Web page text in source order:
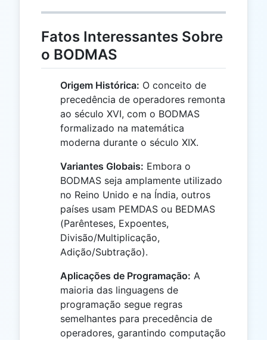
Fatos Interessantes Sobre
o BODMAS
Origem Histórica: O conceito de
precedência de operadores remonta
ao século XVI, com o BODMAS
formalizado na matemática
moderna durante o século XIX.
Variantes Globais: Embora o
BODMAS seja amplamente utilizado
no Reino Unido e na Índia, outros
países usam PEMDAS ou BEDMAS
(Parênteses, Expoentes,
Divisão/Multiplicação,
Adição/Subtração).
Aplicações de Programação: A
maioria das linguagens de
programação segue regras
semelhantes para precedência de
operadores, garantindo computação